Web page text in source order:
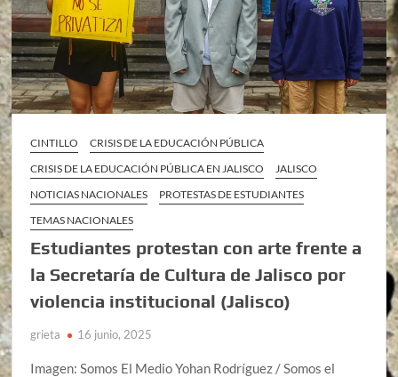
CINTILLO
CRISIS DE LA EDUCACIÓN PÚBLICA
CRISIS DE LA EDUCACIÓN PÚBLICA EN JALISCO
JALISCO
NOTICIAS NACIONALES
PROTESTAS DE ESTUDIANTES
TEMAS NACIONALES
Estudiantes protestan con arte frente a
la Secretaría de Cultura de Jalisco por
violencia institucional (Jalisco)
grieta 16 junio, 2025
Imagen: Somos El Medio Yohan Rodríguez / Somos el